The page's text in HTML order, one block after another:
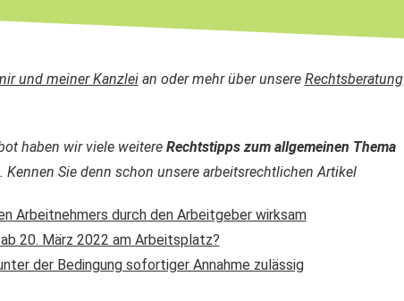
und meiner Kanzleian oder mehr über unsere Rechtsberatung
haben wir viele weitere Rechtstipps zum allgemeinen Thema
Kennen Sie denn schon unsere arbeitsrechtlichen Artikel
Arbeitnehmers durch den Arbeitgeber wirksam
20. März 2022 am Arbeitsplatz?
der Bedingung sofortiger Annahme zulässig